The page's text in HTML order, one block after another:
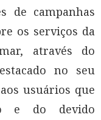
de campanhas
os serviços da
através do
no seu
usuários que
e do devido